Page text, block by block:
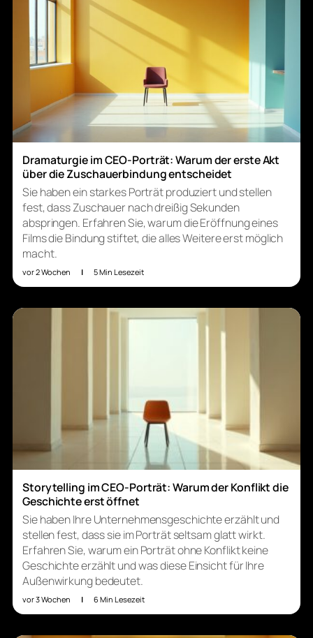
Dramaturgie im CEO-Porträt: Warum der erste Akt
über die Zuschauerbindung entscheidet
Sie haben ein starkes Porträt produziert und stellen
fest, dass Zuschauer nach dreißig Sekunden
abspringen. Erfahren Sie, warum die Eröffnung eines
Films die Bindung stiftet, die alles Weitere erst möglich
macht.
vor 2 Wochen | 5 Min Lesezeit
Storytelling im CEO-Porträt: Warum der Konflikt die
Geschichte erst öffnet
Sie haben Ihre Unternehmensgeschichte erzählt und
stellen fest, dass sie im Porträt seltsam glatt wirkt.
Erfahren Sie, warum ein Porträt ohne Konflikt keine
Geschichte erzählt und was diese Einsicht für Ihre
Außenwirkung bedeutet.
vor 3 Wochen | 6 Min Lesezeit